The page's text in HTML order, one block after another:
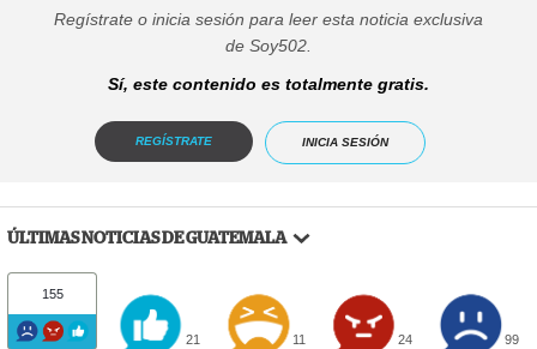
Regístrate o inicia sesión para leer esta noticia exclusiva
de Soy502.
Sí, este contenido es totalmente gratis.
REGÍSTRATE INICIA SESIÓN
ÚLTIMAS NOTICIAS DE GUATEMALA
155
21 11 24 99